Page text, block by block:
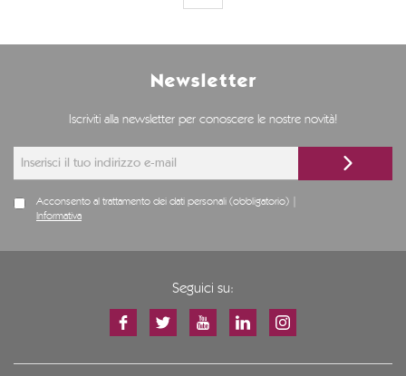
Newsletter
Iscriviti alla newsletter per conoscere le nostre novità!
Acconsento al trattamento dei dati personali (obbligatorio) |
Informativa
Seguici su: